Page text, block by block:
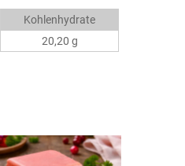
Kohlenhydrate
20,20 g